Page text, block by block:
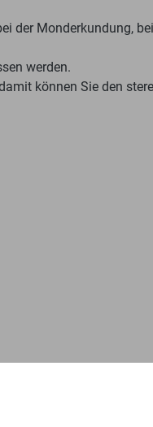
der Monderkundung,
werden.
können Sie den